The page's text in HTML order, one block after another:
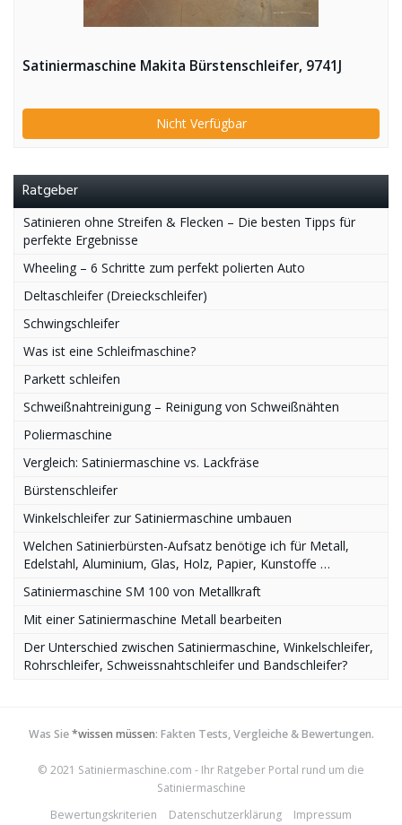
Satiniermaschine Makita Bürstenschleifer, 9741J
Nicht Verfügbar
Ratgeber
Satinieren ohne Streifen & Flecken – Die besten Tipps für
perfekte Ergebnisse
Wheeling – 6 Schritte zum perfekt polierten Auto
Deltaschleifer (Dreieckschleifer)
Schwingschleifer
Was ist eine Schleifmaschine?
Parkett schleifen
Schweißnahtreinigung – Reinigung von Schweißnähten
Poliermaschine
Vergleich: Satiniermaschine vs. Lackfräse
Bürstenschleifer
Winkelschleifer zur Satiniermaschine umbauen
Welchen Satinierbürsten-Aufsatz benötige ich für Metall,
Edelstahl, Aluminium, Glas, Holz, Papier, Kunstoffe …
Satiniermaschine SM 100 von Metallkraft
Mit einer Satiniermaschine Metall bearbeiten
Der Unterschied zwischen Satiniermaschine, Winkelschleifer,
Rohrschleifer, Schweissnahtschleifer und Bandschleifer?
Was Sie*wissen müssen: Fakten Tests, Vergleiche & Bewertungen.
© 2021 Satiniermaschine.com - Ihr Ratgeber Portal rund um die
Satiniermaschine
Bewertungskriterien
Datenschutzerklärung Impressum